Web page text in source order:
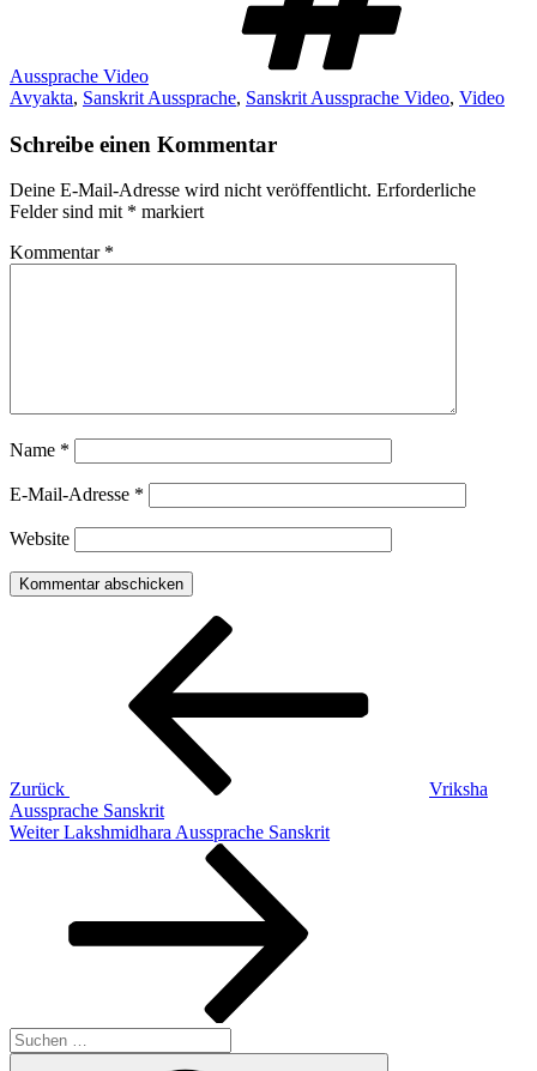
Aussprache Video
Avyakta, Sanskrit Aussprache, Sanskrit Aussprache Video, Video
Schreibe einen Kommentar
Deine E-Mail-Adresse wird nicht veröffentlicht. Erforderliche
Felder sind mit * markiert
Kommentar *
Name *
E-Mail-Adresse *
Website
Beitragsnavigation
Zurück
Vriksha
Aussprache Sanskrit
Nächster
Weiter Lakshmidhara Aussprache Sanskrit
Suchen
nach: